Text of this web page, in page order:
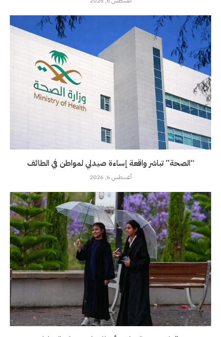
“الصحة” تباشر واقعة إساءة صيدلي لمواطن في الطائف
أغسطس 6, 2026